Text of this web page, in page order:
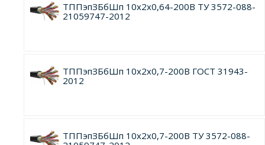
ТППэпЗБбШп 10х2х0,64-200В ТУ 3572-088-
21059747-2012
ТППэпЗБбШп 10х2х0,7-200В ГОСТ 31943-
2012
ТППэпЗБбШп 10х2х0,7-200В ТУ 3572-088-